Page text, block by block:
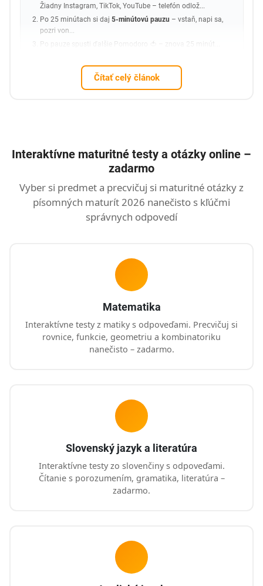
Žiadny Instagram, TikTok, YouTube – telefón odlož...
Po 25 minútach si daj5-minútovú pauzu – vstaň, napi sa,
pozri von...
Po pauze spusti ďalšie Pomodoro 🍅 – znova 25 minút...
Čítať celý článok
Interaktívne maturitné testy a otázky online –
zadarmo
Vyber si predmet a precvičuj si maturitné otázky z
písomných maturít 2026 nanečisto s kľúčmi
správnych odpovedí
Matematika
Interaktívne testy z matiky s odpoveďami. Precvičuj si
rovnice, funkcie, geometriu a kombinatoriku
nanečisto – zadarmo.
Slovenský jazyk a literatúra
Interaktívne testy zo slovenčiny s odpoveďami.
Čítanie s porozumením, gramatika, literatúra –
zadarmo.